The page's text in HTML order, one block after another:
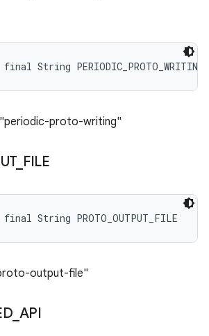
String
proto-writing"
_ FILE
String PROTO_OUTPUT_FILE
output-file"
_ API